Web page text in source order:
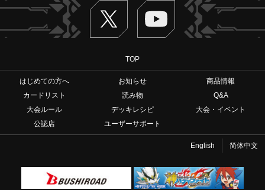
Twitter ヴァンガードch
TOP
はじめての方へ お知らせ
商品情報
カードリスト
読み物
Q&A
大会ルール
デッキレシピ
大会・イベント
公認店
ユーザーサポート
English 简体中文